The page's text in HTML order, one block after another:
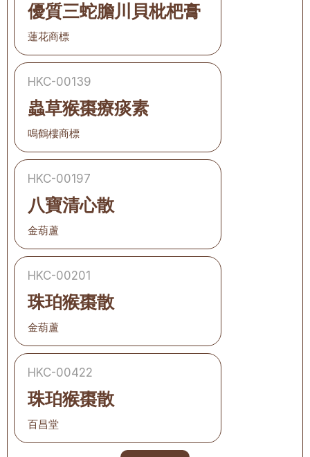
優質三蛇膽川貝枇杷膏
蓮花商標
HKC-00139
蟲草猴棗療痰素
鳴鶴樓商標
HKC-00197
八寶清心散
金葫蘆
HKC-00201
珠珀猴棗散
金葫蘆
HKC-00422
珠珀猴棗散
百昌堂